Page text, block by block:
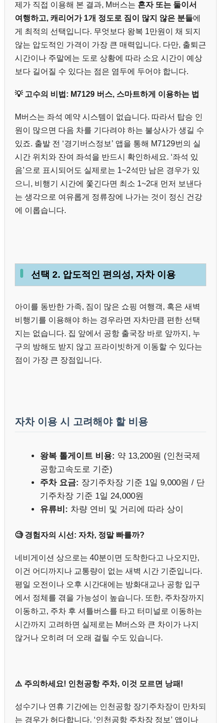
제가 직접 이용해 본 결과, M버스는 혼자 또는 둘이서
여행하고, 캐리어가 1개 정도로 짐이 많지 않은 분들에
게 최적의 선택입니다. 무엇보다 왕복 1만원이 채 되지
않는 압도적인 가격이 가장 큰 매력입니다. 다만, 출퇴근
시간이나 주말에는 도로 상황에 따라 소요 시간이 예상
보다 길어질 수 있다는 점은 염두에 두어야 합니다.
💡 고수의 비법: M7129 버스, 스마트하게 이용하는 법
M버스는 좌석 예약 시스템이 없습니다. 따라서 탑승 인
원이 많으면 다음 차를 기다려야 하는 불상사가 생길 수
있죠. 출발 전 ‘경기버스정보’ 앱을 통해 M7129번의 실
시간 위치와 잔여 좌석을 반드시 확인하세요. ‘좌석 있
음’으로 표시되어도 실제로는 1~2석만 남은 경우가 있
으니, 비행기 시간에 쫓긴다면 최소 1~2대 먼저 보낸다
는 생각으로 여유롭게 정류장에 나가는 것이 정신 건강
에 이롭습니다.
선택 2. 압도적인 편의성, 자차 이용
아이를 동반한 가족, 짐이 많은 쇼핑 여행객, 혹은 새벽
비행기를 이용해야 하는 경우라면 자차만큼 편한 선택
지는 없습니다. 집 앞에서 공항 출국장 바로 앞까지, 누
구의 방해도 받지 않고 프라이빗하게 이동할 수 있다는
점이 가장 큰 장점입니다.
자차 이용 시 고려해야 할 비용
왕복 톨게이트 비용: 약 13,200원 (인천국제
공항고속도로 기준)
주차 요금: 장기주차장 기준 1일 9,000원 / 단
기주차장 기준 1일 24,000원
유류비: 차량 연비 및 거리에 따라 상이
🧐 경험자의 시선: 자차, 정말 빠를까?
네비게이션 상으로는 40분이면 도착한다고 나오지만,
이건 어디까지나 교통량이 없는 새벽 시간 기준입니다.
평일 오전이나 오후 시간대에는 방화대교나 공항 입구
에서 정체를 겪을 가능성이 높습니다. 또한, 주차장까지
이동하고, 주차 후 셔틀버스를 타고 터미널로 이동하는
시간까지 고려하면 실제로는 M버스와 큰 차이가 나지
않거나 오히려 더 오래 걸릴 수도 있습니다.
⚠️ 주의하세요! 인천공항 주차, 이것 모르면 낭패!
성수기나 연휴 기간에는 인천공항 장기주차장이 만차되
는 경우가 허다합니다. ‘인천공항 주차장 정보’ 앱이나